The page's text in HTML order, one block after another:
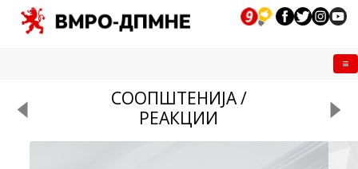
СООПШТЕНИЈА /
РЕАКЦИИ